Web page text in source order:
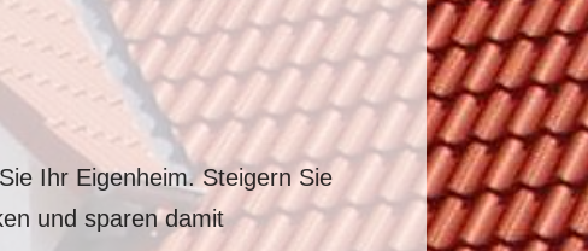
Ihr Eigenheim. Steigern Sie
und sparen damit